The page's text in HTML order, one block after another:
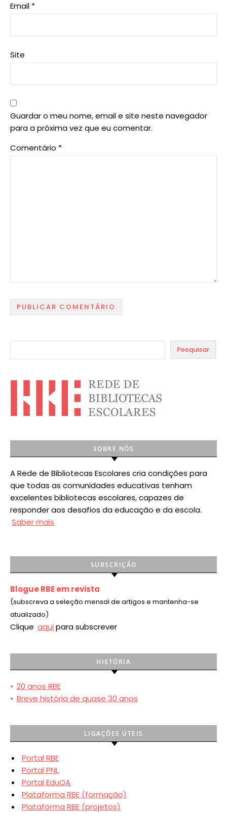
Email *
Site
Guardar o meu nome, email e site neste navegador
para a próxima vez que eu comentar.
Comentário *
Pesquisar
SOBRE NÓS
A Rede de Bibliotecas Escolares cria condições para
que todas as comunidades educativas tenham
excelentes bibliotecas escolares, capazes de
responder aos desafios da educação e da escola.
Saber mais
SUBSCRIÇÃO
Blogue RBE em revista
(subscreva a seleção mensal de artigos e mantenha-se
atualizado)
Clique aqui para subscrever
HISTÓRIA
• 20 anos RBE
• Breve história de quase 30 anos
LIGAÇÕES ÚTEIS
Portal RBE
Portal PNL
Portal EduQA
Plataforma RBE (formação)
Plataforma RBE (projetos)